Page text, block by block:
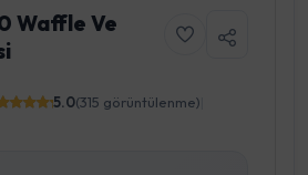
Waffle Ve
5.0(315 görüntülenme)